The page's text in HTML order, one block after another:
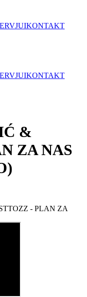
KONTAKT
KONTAKT
&
ZA NAS
- PLAN ZA